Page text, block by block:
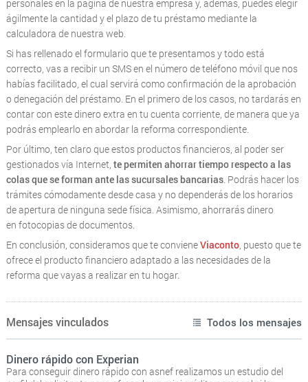
personales en la página de nuestra empresa y, además, puedes elegir
ágilmente la cantidad y el plazo de tu préstamo mediante la
calculadora de nuestra web.
Si has rellenado el formulario que te presentamos y todo está
correcto, vas a recibir un SMS en el número de teléfono móvil que nos
habías facilitado, el cual servirá como confirmación de la aprobación
o denegación del préstamo. En el primero de los casos, no tardarás en
contar con este dinero extra en tu cuenta corriente, de manera que ya
podrás emplearlo en abordar la reforma correspondiente.
Por último, ten claro que estos productos financieros, al poder ser
gestionados vía Internet, te permiten ahorrar tiempo respecto a las
colas que se forman ante las sucursales bancarias. Podrás hacer los
trámites cómodamente desde casa y no dependerás de los horarios
de apertura de ninguna sede física. Asimismo, ahorrarás dinero
en fotocopias de documentos.
En conclusión, consideramos que te convieneViaconto, puesto que te
ofrece el producto financiero adaptado a las necesidades de la
reforma que vayas a realizar en tu hogar.
Mensajes vinculados Todos los mensajes
Dinero rápido con Experian
Para conseguir dinero rápido con asnef realizamos un estudio del